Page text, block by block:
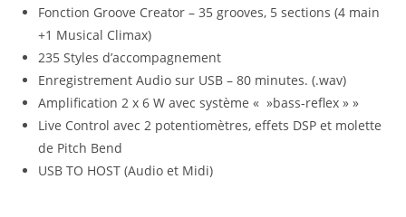
Fonction Groove Creator – 35 grooves, 5 sections (4 main
+1 Musical Climax)
235 Styles d’accompagnement
Enregistrement Audio sur USB – 80 minutes. (.wav)
Amplification 2 x 6 W avec système « »bass-reflex » »
Live Control avec 2 potentiomètres, effets DSP et molette
de Pitch Bend
USB TO HOST (Audio et Midi)